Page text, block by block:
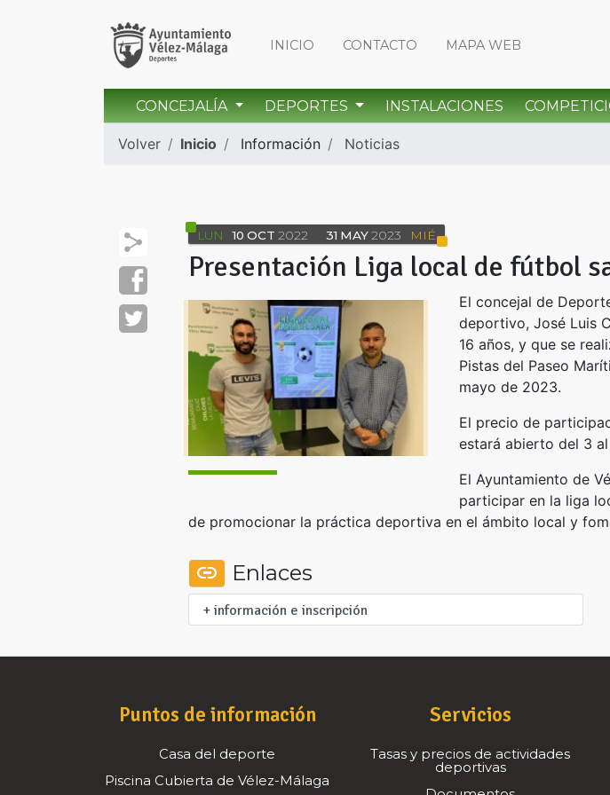
INICIO CONTACTO MAPA WEB
CONCEJALÍA DEPORTES INSTALACIONES
Volver Inicio Información Noticias
LUN 10 OCT 2022 31 MAY2023 MIÉ
Presentación Liga local de fútbol
El concejal de
deportivo, José Luis
16 años, y que se
Pistas del Paseo
mayo de 2023.
El precio de
estará abierto del 3
El Ayuntamiento de
participar en la liga
de promocionar la práctica deportiva en el ámbito local y
Enlaces
+ información e inscripción
Puntos de información
Casa del deporte
Piscina Cubierta de Vélez-Málaga
Servicios
Tasas y precios de actividades
deportivas